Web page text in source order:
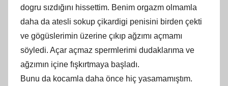
dogru sızdığını hissettim. Benim orgazm olmamla
daha da atesli sokup çikardigi penisini birden çekti
ve gögüslerimin üzerine çıkıp ağzımı açmamı
söyledi. Açar açmaz spermlerimi dudaklarıma ve
ağzımın içine fışkırtmaya başladı.
Bunu da kocamla daha önce hiç yasamamıştım.